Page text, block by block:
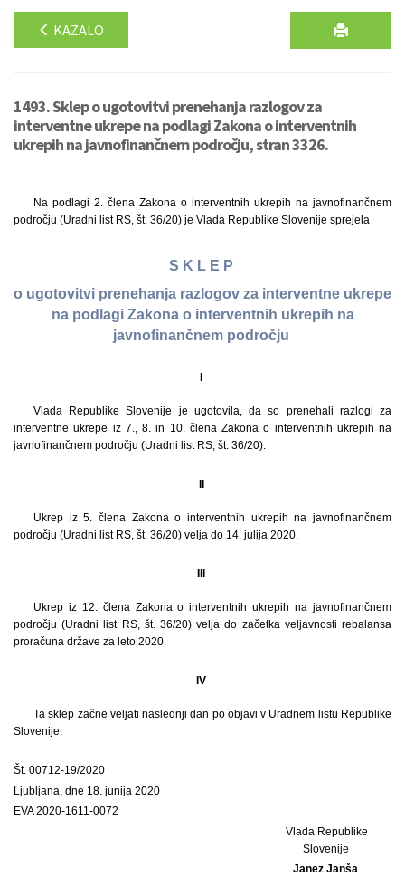
KAZALO
1493. Sklep o ugotovitvi prenehanja razlogov za
interventne ukrepe na podlagi Zakona o interventnih
ukrepih na javnofinančnem področju, stran 3326.
Na podlagi 2. člena Zakona o interventnih ukrepih na javnofinančnem
področju (Uradni list RS, št. 36/20) je Vlada Republike Slovenije sprejela
S K L E P
o ugotovitvi prenehanja razlogov za interventne ukrepe
na podlagi Zakona o interventnih ukrepih na
javnofinančnem področju
Vlada Republike Slovenije je ugotovila, da so prenehali razlogi za
interventne ukrepe iz 7., 8. in 10. člena Zakona o interventnih ukrepih na
javnofinančnem področju (Uradni list RS, št. 36/20).
Ukrep iz 5. člena Zakona o interventnih ukrepih na javnofinančnem
področju (Uradni list RS, št. 36/20) velja do 14. julija 2020.
Ukrep iz 12. člena Zakona o interventnih ukrepih na javnofinančnem
področju (Uradni list RS, št. 36/20) velja do začetka veljavnosti rebalansa
proračuna države za leto 2020.
IV
Ta sklep začne veljati naslednji dan po objavi v Uradnem listu Republike
Slovenije.
Št. 00712-19/2020
Ljubljana, dne 18. junija 2020
EVA 2020-1611-0072
Vlada Republike
Slovenije
Janez Janša